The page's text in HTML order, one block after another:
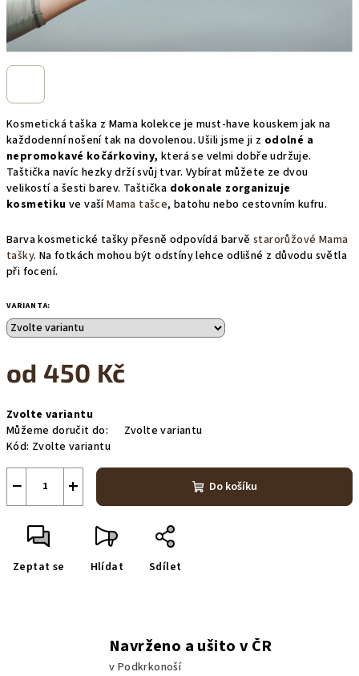
Kosmetická taška z Mama kolekce je must-have kouskem jak na
každodenní nošení tak na dovolenou. Ušili jsme ji z odolné a
nepromokavé kočárkoviny, která se velmi dobře udržuje.
Taštička navíc hezky drží svůj tvar. Vybírat můžete ze dvou
velikostí a šesti barev. Taštička dokonale zorganizuje
kosmetiku ve vašíMama tašce, batohu nebo cestovním kufru.
Barva kosmetické tašky přesně odpovídá barvě starorůžové Mama
tašky. Na fotkách mohou být odstíny lehce odlišné z důvodu světla
při focení.
VARIANTA:
od450 Kč
cena:
Zvolte variantu
Můžeme doručit do:
Zvolte variantu
Kód: Zvolte variantu
+
− Do košíku
Zeptat se Hlídat Sdílet
Navrženo a ušito v ČR
v Podkrkonoší